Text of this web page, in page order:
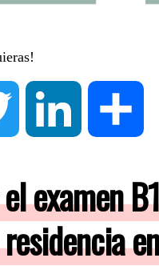
LinkedIn
examen